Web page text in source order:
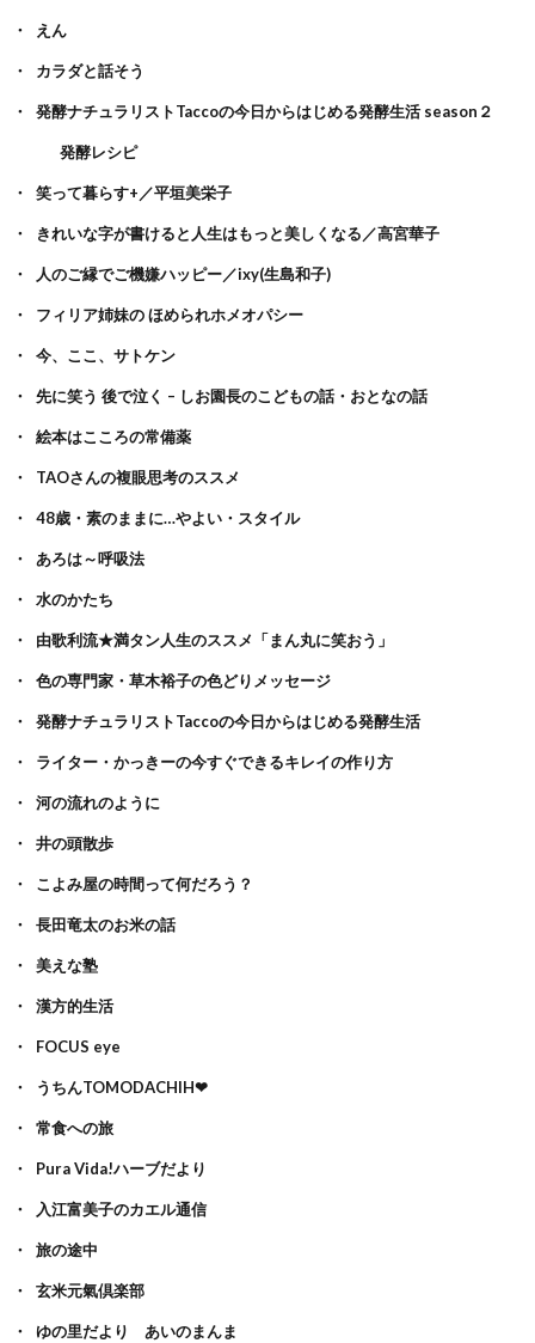
えん
カラダと話そう
発酵ナチュラリストTaccoの今日からはじめる発酵生活 season２
発酵レシピ
笑って暮らす+／平垣美栄子
きれいな字が書けると人生はもっと美しくなる／高宮華子
人のご縁でご機嫌ハッピー／ixy(生島和子)
フィリア姉妹の ほめられホメオパシー
今、ここ、サトケン
先に笑う 後で泣く – しお園長のこどもの話・おとなの話
絵本はこころの常備薬
TAOさんの複眼思考のススメ
48歳・素のままに…やよい・スタイル
あろは～呼吸法
水のかたち
由歌利流★満タン人生のススメ「まん丸に笑おう」
色の専門家・草木裕子の色どりメッセージ
発酵ナチュラリストTaccoの今日からはじめる発酵生活
ライター・かっきーの今すぐできるキレイの作り方
河の流れのように
井の頭散歩
こよみ屋の時間って何だろう？
長田竜太のお米の話
美えな塾
漢方的生活
FOCUS eye
うちんTOMODACHIH❤
常食への旅
Pura Vida!ハーブだより
入江富美子のカエル通信
旅の途中
玄米元氣倶楽部
ゆの里だより あいのまんま